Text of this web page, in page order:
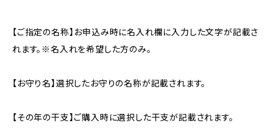
【ご指定の名称】お申込み時に名入れ欄に入力した文字が記載さ
れます。※名入れを希望した方のみ。
【お守り名】選択したお守りの名称が記載されます。
【その年の干支】ご購入時に選択した干支が記載されます。